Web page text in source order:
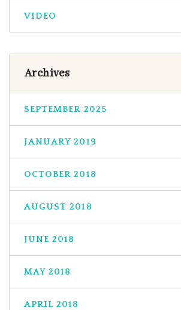
VIDEO
Archives
SEPTEMBER 2025
JANUARY 2019
OCTOBER 2018
AUGUST 2018
JUNE 2018
MAY 2018
APRIL 2018